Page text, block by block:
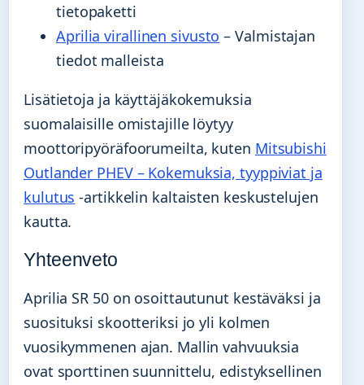
tietopaketti
Aprilia virallinen sivusto – Valmistajan
tiedot malleista
Lisätietoja ja käyttäjäkokemuksia
suomalaisille omistajille löytyy
moottoripyöräfoorumeilta, kuten Mitsubishi
Outlander PHEV – Kokemuksia, tyyppiviat ja
kulutus -artikkelin kaltaisten keskustelujen
kautta.
Yhteenveto
Aprilia SR 50 on osoittautunut kestäväksi ja
suosituksi skootteriksi jo yli kolmen
vuosikymmenen ajan. Mallin vahvuuksia
ovat sporttinen suunnittelu, edistyksellinen